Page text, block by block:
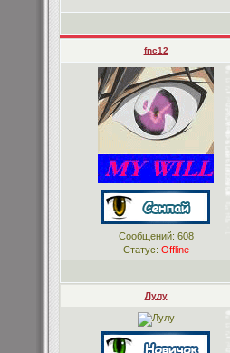
fnc12
Сообщений: 608
Статус: Offline
Лулу